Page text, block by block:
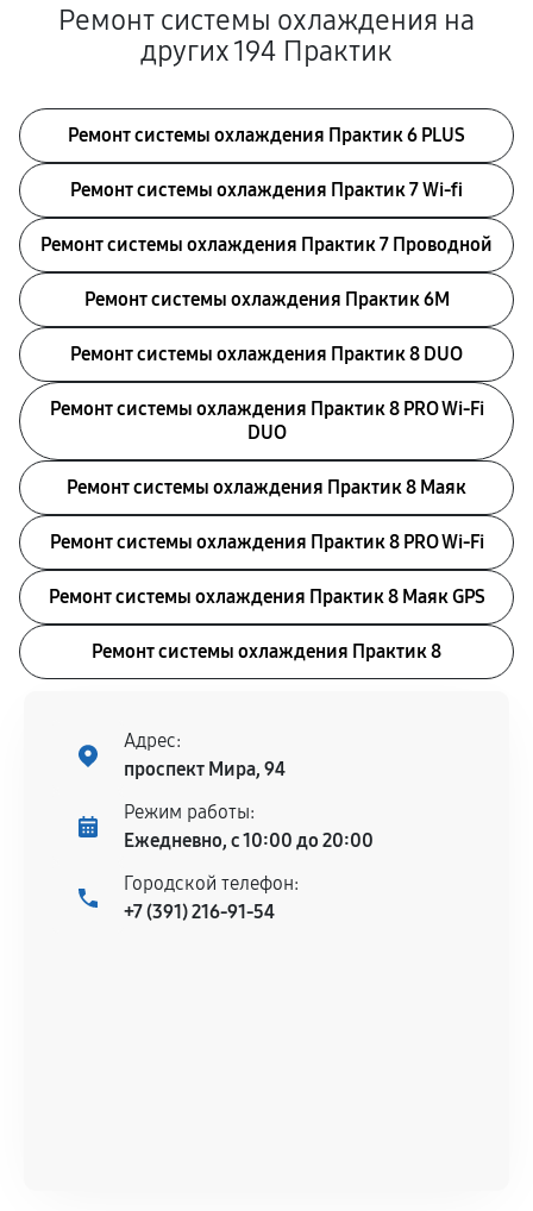
Ремонт системы охлаждения на
других 194 Практик
Ремонт системы охлаждения Практик 6 PLUS
Ремонт системы охлаждения Практик 7 Wi-fi
Ремонт системы охлаждения Практик 7 Проводной
Ремонт системы охлаждения Практик 6M
Ремонт системы охлаждения Практик 8 DUO
Ремонт системы охлаждения Практик 8 PRO Wi-Fi
DUO
Ремонт системы охлаждения Практик 8 Маяк
Ремонт системы охлаждения Практик 8 PRO Wi-Fi
Ремонт системы охлаждения Практик 8 Маяк GPS
Ремонт системы охлаждения Практик 8
Адрес:
проспект Мира, 94
Режим работы:
Ежедневно, с 10:00 до 20:00
Городской телефон:
+7 (391) 216-91-54